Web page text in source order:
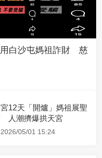
用白沙屯媽祖詐財 慈
12天「開爐」媽祖展聖
人潮擠爆拱天宮
2026/05/01 15:24